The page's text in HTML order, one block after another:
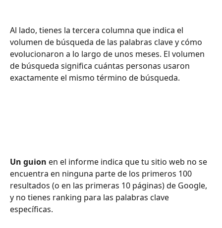
Al lado, tienes la tercera columna que indica el
volumen de búsqueda de las palabras clave y cómo
evolucionaron a lo largo de unos meses. El volumen
de búsqueda significa cuántas personas usaron
exactamente el mismo término de búsqueda.
Un guion en el informe indica que tu sitio web no se
encuentra en ninguna parte de los primeros 100
resultados (o en las primeras 10 páginas) de Google,
y no tienes ranking para las palabras clave
específicas.